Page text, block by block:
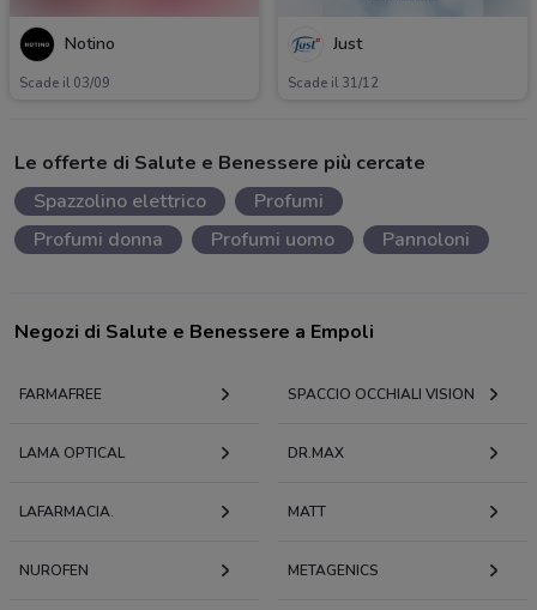
Notino
Scade il 03/09
Just
Scade il 31/12
Le offerte di Salute e Benessere più cercate
Spazzolino elettrico
Profumi
Profumi donna
Profumi uomo Pannoloni
Negozi di Salute e Benessere a Empoli
FARMAFREE SPACCIO OCCHIALI VISION
LAMA OPTICAL DR.MAX
LAFARMACIA. MATT
NUROFEN METAGENICS